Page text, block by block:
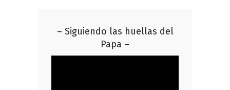
– Siguiendo las huellas del
Papa –